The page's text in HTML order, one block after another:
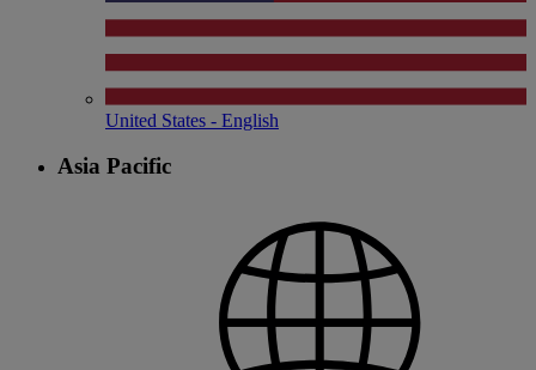
United States - English
Asia Pacific